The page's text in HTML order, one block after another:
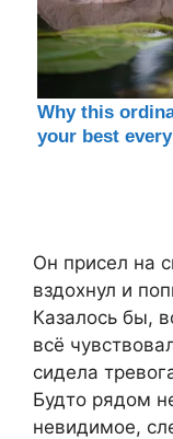
Он присел на
вздохнул и
Казалось бы,
всё
сидела
Будто рядом
невидимое,